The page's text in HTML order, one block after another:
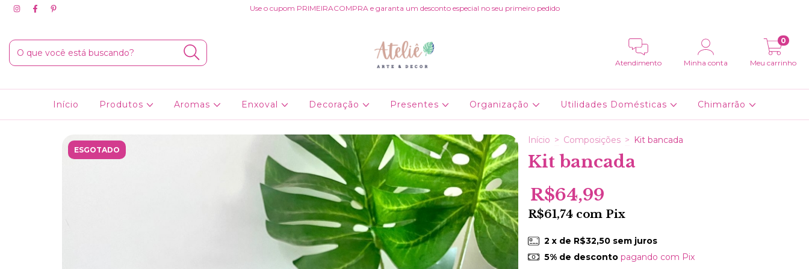
Use o cupom PRIMEIRACOMPRA e garanta um desconto especial no seu primeiro pedido
Atendimento Minha conta Meu carrinho
0
Início Produtos Aromas Enxoval Decoração Presentes Organização Utilidades Domésticas Chimarrão
ESGOTADO
Início > Composições > Kit bancada
Kit bancada
R$64,99
R$61,74 com Pix
2 x de R$32,50 sem juros
5% de descontopagando com Pix